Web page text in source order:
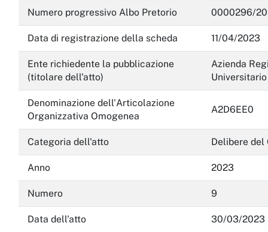
Sovvenzioni, contributi, sussidi, vantaggi economici
Bilanci
Beni immobili e gestione patrimonio
Controlli e rilievi sull'amministrazione
Servizi erogati
Pagamenti dell'amministrazione
Opere pubbliche
Pianificazione e governo del territorio
Informazioni ambientali
Numero progressivo Albo Pretorio 0000296/
Data di registrazione della scheda 11/04/2023
Ente richiedente la pubblicazione
(titolare dell'atto)
Azienda
Universitario
Denominazione dell'Articolazione
Organizzativa Omogenea
A2D6EE0
Categoria dell'atto Delibere del
Anno 2023
Numero 9
Data dell'atto 30/03/2023